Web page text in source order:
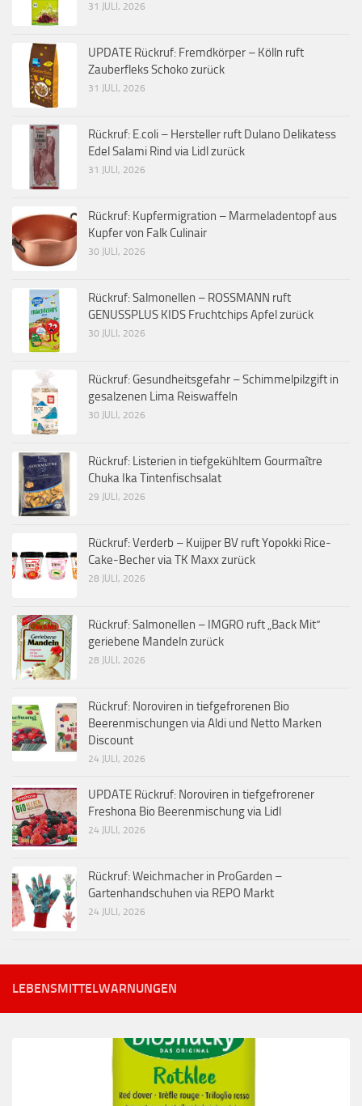
31 JULI, 2026
UPDATE Rückruf: Fremdkörper – Kölln ruft
Zauberfleks Schoko zurück
31 JULI, 2026
Rückruf: E.coli – Hersteller ruft Dulano Delikatess
Edel Salami Rind via Lidl zurück
31 JULI, 2026
Rückruf: Kupfermigration – Marmeladentopf aus
Kupfer von Falk Culinair
30 JULI, 2026
Rückruf: Salmonellen – ROSSMANN ruft
GENUSSPLUS KIDS Fruchtchips Apfel zurück
30 JULI, 2026
Rückruf: Gesundheitsgefahr – Schimmelpilzgift in
gesalzenen Lima Reiswaffeln
30 JULI, 2026
Rückruf: Listerien in tiefgekühltem Gourmaître
Chuka Ika Tintenfischsalat
29 JULI, 2026
Rückruf: Verderb – Kuijper BV ruft Yopokki Rice-
Cake-Becher via TK Maxx zurück
28 JULI, 2026
Rückruf: Salmonellen – IMGRO ruft „Back Mit“
geriebene Mandeln zurück
28 JULI, 2026
Rückruf: Noroviren in tiefgefrorenen Bio
Beerenmischungen via Aldi und Netto Marken
Discount
24 JULI, 2026
UPDATE Rückruf: Noroviren in tiefgefrorener
Freshona Bio Beerenmischung via Lidl
24 JULI, 2026
Rückruf: Weichmacher in ProGarden –
Gartenhandschuhen via REPO Markt
24 JULI, 2026
LEBENSMITTELWARNUNGEN